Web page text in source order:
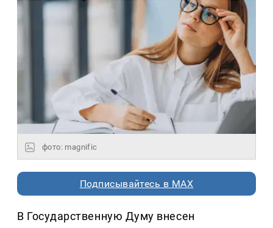
фото: magnific
Подписывайтесь в MAX
В Государственную Думу внесен